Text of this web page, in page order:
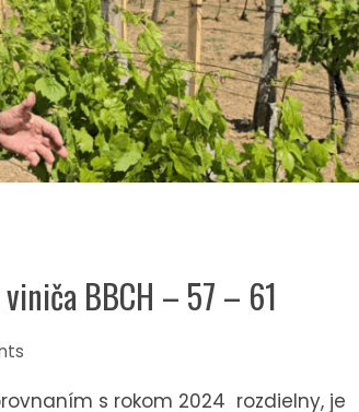
BBCH – 57 – 61
s rokom 2024 rozdielny, je